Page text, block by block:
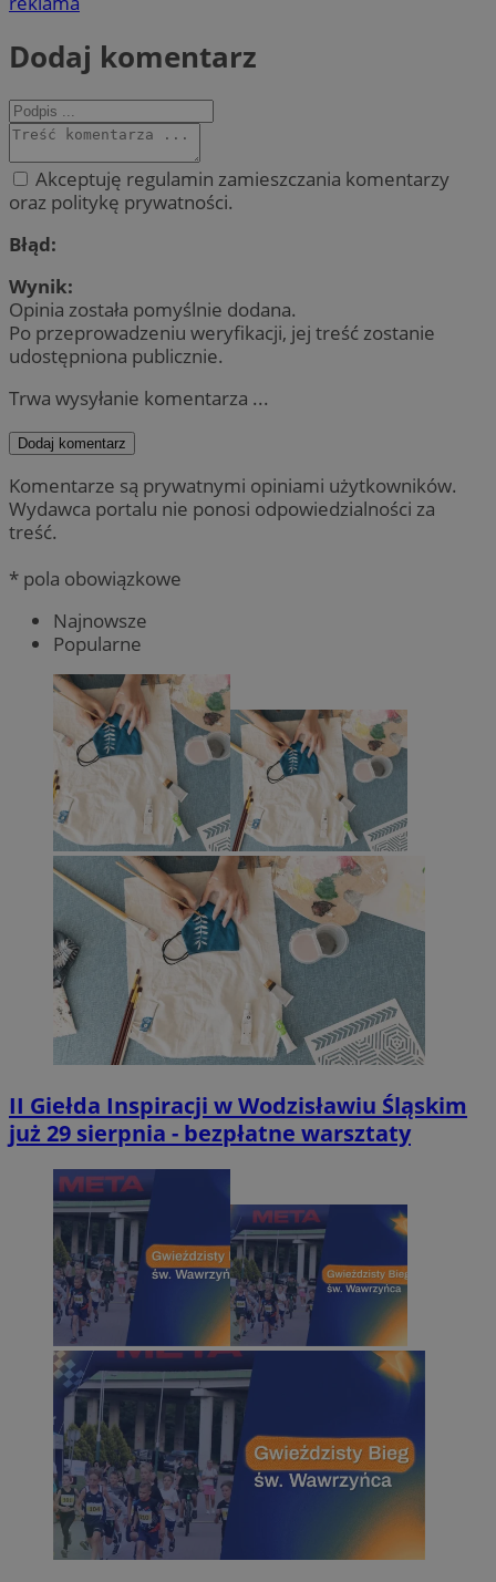
Dodaj komentarz
Akceptuję regulamin zamieszczania komentarzy
oraz politykę prywatności.
Błąd:
Wynik:
Opinia została pomyślnie dodana.
Po przeprowadzeniu weryfikacji, jej treść zostanie
udostępniona publicznie.
Trwa wysyłanie komentarza ...
Dodaj komentarz
Komentarze są prywatnymi opiniami użytkowników.
Wydawca portalu nie ponosi odpowiedzialności za
treść.
* pola obowiązkowe
Najnowsze
Popularne
II Giełda Inspiracji w Wodzisławiu Śląskim
już 29 sierpnia - bezpłatne warsztaty